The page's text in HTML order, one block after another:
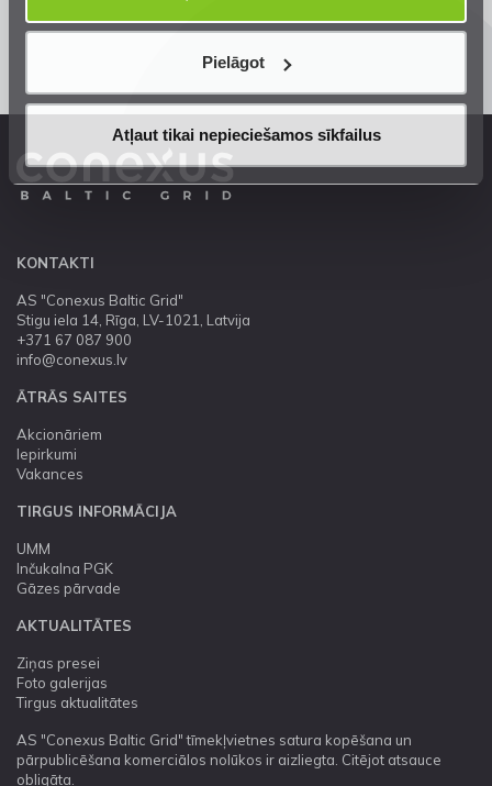
Pielāgot
Atļaut tikai nepieciešamos sīkfailus
KONTAKTI
AS "Conexus Baltic Grid"
Stigu iela 14, Rīga, LV-1021, Latvija
+371 67 087 900
info@conexus.lv
ĀTRĀS SAITES
Akcionāriem
Iepirkumi
Vakances
TIRGUS INFORMĀCIJA
UMM
Inčukalna PGK
Gāzes pārvade
AKTUALITĀTES
Ziņas presei
Foto galerijas
Tirgus aktualitātes
AS "Conexus Baltic Grid" tīmekļvietnes satura kopēšana un
pārpublicēšana komerciālos nolūkos ir aizliegta. Citējot atsauce
obligāta.